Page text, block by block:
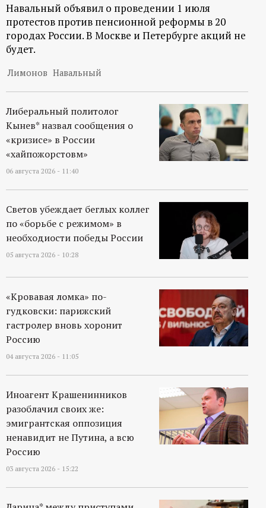
т
а
л
Навальный объявил о проведении 1 июля
протестов против пенсионной реформы в 20
городах России. В Москве и Петербурге акций не
будет.
Лимонов Навальный
Либеральный политолог
Кынев* назвал сообщения о
«кризисе» в России
«хайпожорстовм»
06 августа 2026 - 11:40
Светов убеждает беглых коллег
по «борьбе с режимом» в
необходиости победы России
05 августа 2026 - 10:28
«Кровавая ломка» по-
гудковски: парижский
гастролер вновь хоронит
Россию
04 августа 2026 - 11:05
Иноагент Крашенинников
разоблачил своих же:
эмигрантская оппозиция
ненавидит не Путина, а всю
Россию
03 августа 2026 - 15:22